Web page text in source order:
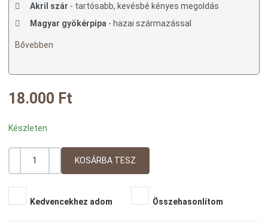
Akril szár - tartósabb, kevésbé kényes megoldás
Magyar gyökérpipa - hazai származással
Bővebben
18.000 Ft
Készleten
Mennyiség
Kedvencekhez adom Összehasonlítom